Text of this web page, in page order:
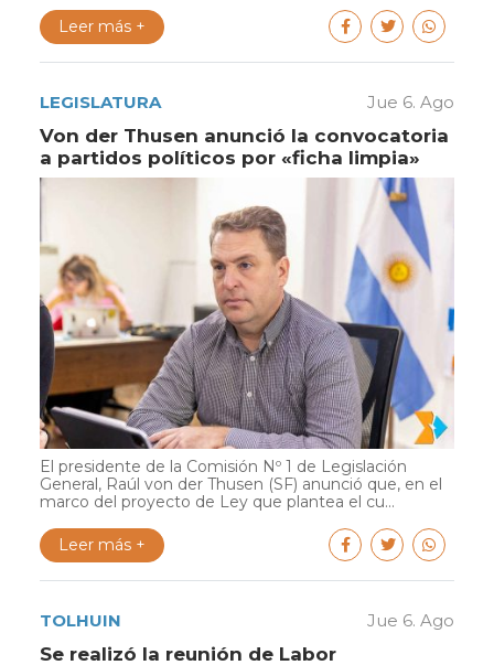
Leer más +
LEGISLATURA Jue 6. Ago
Von der Thusen anunció la convocatoria
a partidos políticos por «ficha limpia»
El presidente de la Comisión Nº 1 de Legislación
General, Raúl von der Thusen (SF) anunció que, en el
marco del proyecto de Ley que plantea el cu...
Leer más +
TOLHUIN Jue 6. Ago
Se realizó la reunión de Labor